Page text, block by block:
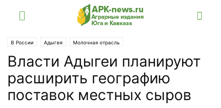
В России Адыгея Молочная отрасль
Власти Адыгеи планируют
расширить географию
поставок местных сыров